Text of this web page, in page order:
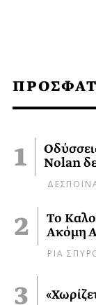
Nolan
Το
Ακόμη
ΡΙΑ